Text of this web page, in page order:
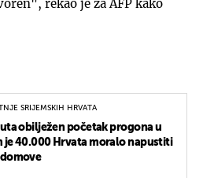
rekao je za AFP kako
SRIJEMSKIH HRVATA
obilježen početak progona u
je 40.000 Hrvata moralo napustiti